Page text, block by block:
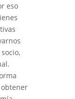
eso